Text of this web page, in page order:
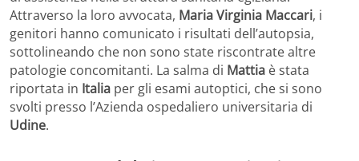
Attraverso la loro avvocata, Maria Virginia Maccari, i
genitori hanno comunicato i risultati dell’autopsia,
sottolineando che non sono state riscontrate altre
patologie concomitanti. La salma di Mattia è stata
riportata in Italia per gli esami autoptici, che si sono
svolti presso l’Azienda ospedaliero universitaria di
Udine.